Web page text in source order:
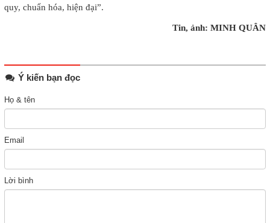
quy, chuẩn hóa, hiện đại”.
Tin, ảnh: MINH QUÂN
Ý kiến bạn đọc
Họ & tên
Email
Lời bình